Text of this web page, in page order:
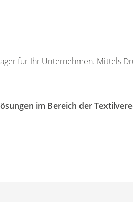
für Ihr Unternehmen. Mittels
im Bereich der